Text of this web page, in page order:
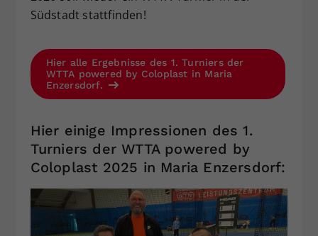
Südstadt stattfinden!
Hier alle Ergebnisse des 1. Turniers der
WTTA powered by Coloplast in Maria
Enzersdorf.
Hier einige Impressionen des 1.
Turniers der WTTA powered by
Coloplast 2025 in Maria Enzersdorf: